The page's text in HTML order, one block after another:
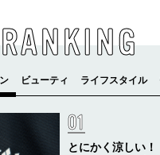
RANKING
とにかく涼しい！